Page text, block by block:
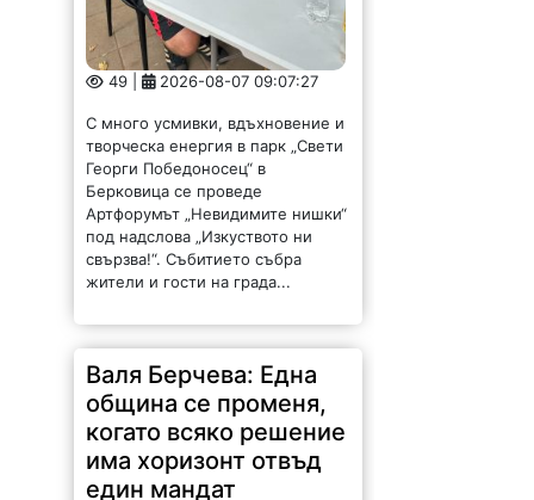
49 | 2026-08-07 09:07:27
С много усмивки, вдъхновение и
творческа енергия в парк „Свети
Георги Победоносец“ в
Берковица се проведе
Артфорумът „Невидимите нишки“
под надслова „Изкуството ни
свързва!“. Събитието събра
жители и гости на града...
Валя Берчева: Една
община се променя,
когато всяко решение
има хоризонт отвъд
един мандат